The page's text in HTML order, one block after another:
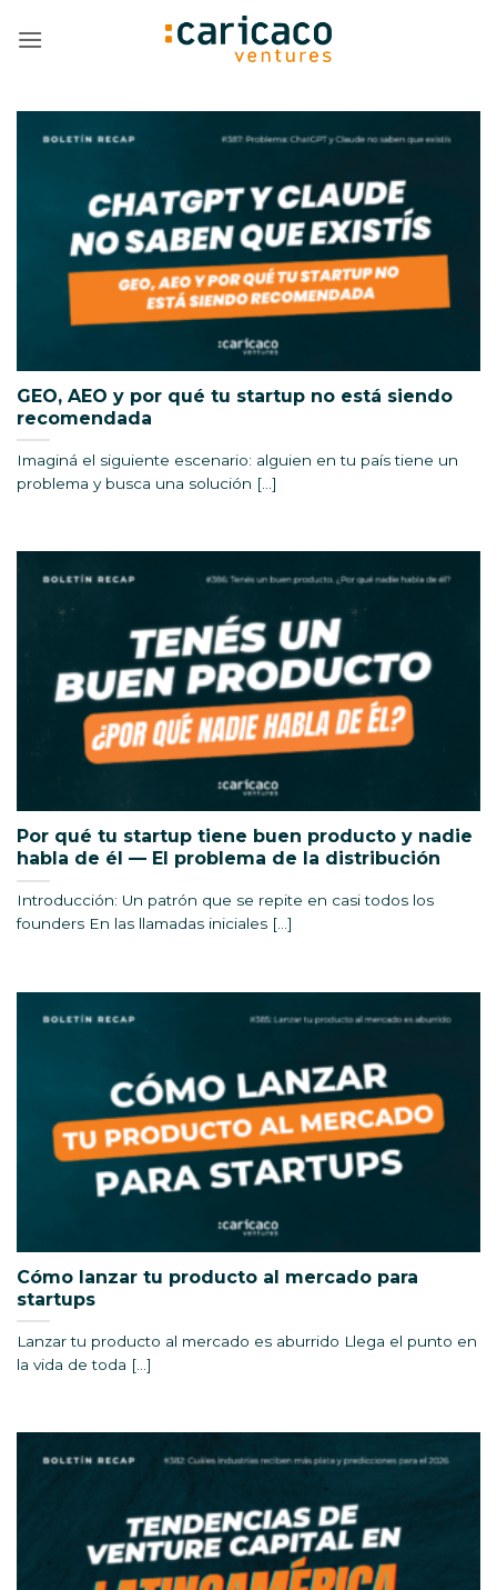
GEO, AEO y por qué tu startup no está siendo
recomendada
Imaginá el siguiente escenario: alguien en tu país tiene un
problema y busca una solución [...]
Por qué tu startup tiene buen producto y nadie
habla de él — El problema de la distribución
Introducción: Un patrón que se repite en casi todos los
founders En las llamadas iniciales [...]
Cómo lanzar tu producto al mercado para
startups
Lanzar tu producto al mercado es aburrido Llega el punto en
la vida de toda [...]